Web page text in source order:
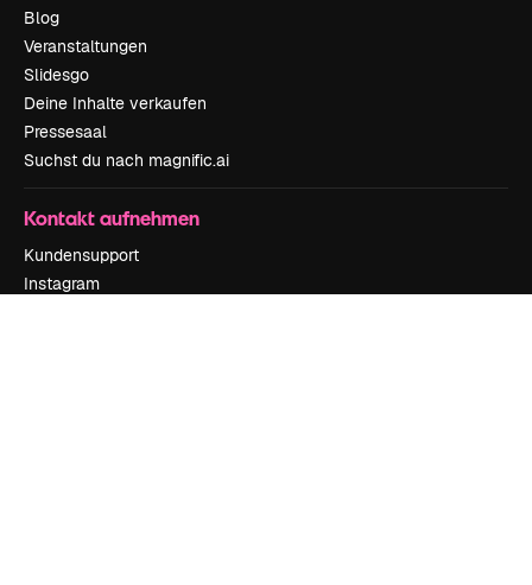
Blog
Veranstaltungen
Slidesgo
Deine Inhalte verkaufen
Pressesaal
Suchst du nach magnific.ai
Kontakt aufnehmen
Kundensupport
Instagram